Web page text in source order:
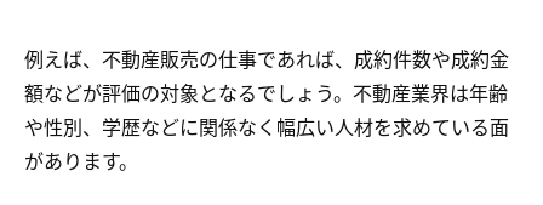
例えば、不動産販売の仕事であれば、成約件数や成約金
額などが評価の対象となるでしょう。不動産業界は年齢
や性別、学歴などに関係なく幅広い人材を求めている面
があります。